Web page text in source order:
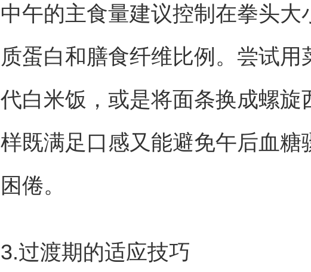
中午的主食量建议控制在拳头大
质蛋白和膳食纤维比例。尝试用
代白米饭，或是将面条换成螺旋
样既满足口感又能避免午后血糖
困倦。
3.过渡期的适应技巧